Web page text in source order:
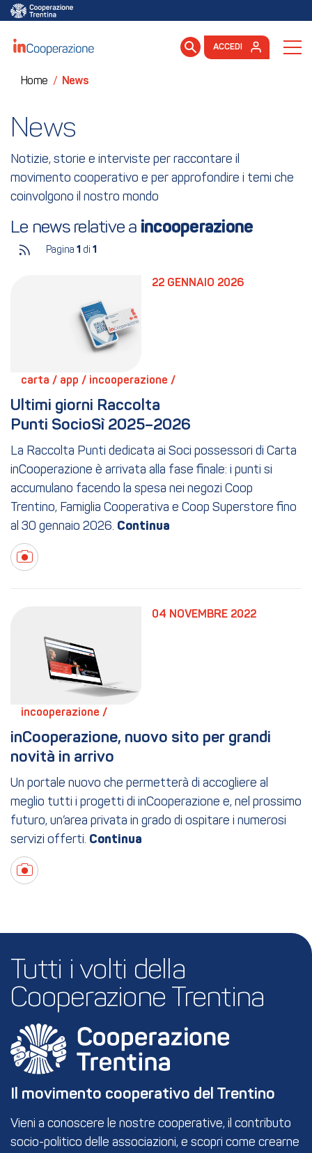
ACCEDI
Home / News
News
Notizie, storie e interviste per raccontare il
movimento cooperativo e per approfondire i temi che
coinvolgono il nostro mondo
Le news relative a incooperazione
Pagina 1 di 1
22 GENNAIO 2026
carta / app / incooperazione /
Ultimi giorni Raccolta
Punti SocioSì 2025–2026
La Raccolta Punti dedicata ai Soci possessori di Carta
inCooperazione è arrivata alla fase finale: i punti si
accumulano facendo la spesa nei negozi Coop
Trentino, Famiglia Cooperativa e Coop Superstore fino
al 30 gennaio 2026.
04 NOVEMBRE 2022
incooperazione /
inCooperazione, nuovo sito per grandi
novità in arrivo
Un portale nuovo che permetterà di accogliere al
meglio tutti i progetti di inCooperazione e, nel prossimo
futuro, un’area privata in grado di ospitare i numerosi
servizi offerti.
Tutti i volti della
Cooperazione Trentina
Il movimento cooperativo del Trentino
Vieni a conoscere le nostre cooperative, il contributo
socio-politico delle associazioni, e scopri come crearne